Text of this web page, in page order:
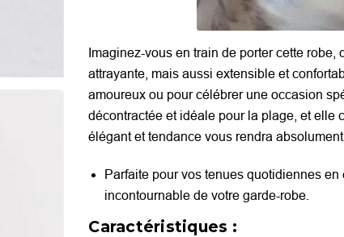
Imaginez-vous en train de porter cette
attrayante, mais aussi extensible et
amoureux ou pour célébrer une occasion
décontractée et idéale pour la plage, et elle
élégant et tendance vous rendra
Parfaite pour vos tenues quotidiennes
incontournable de votre garde-robe.
Caractéristiques :